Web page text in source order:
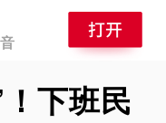
下班民